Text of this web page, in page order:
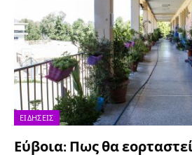
ΕΙΔΉΣΕΙΣ
Εύβοια: Πως θα